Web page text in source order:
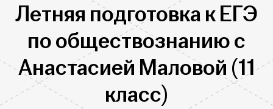
Летняя подготовка к ЕГЭ
по обществознанию с
Анастасией Маловой (11
класс)